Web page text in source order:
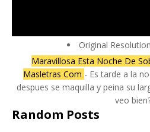
Original
Maravillosa Esta Noche De
Masletras Com - Es tarde a la
despues se maquilla y peina su
veo
Random Posts